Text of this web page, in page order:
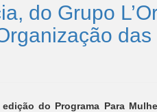
do Grupo
das
edição do Programa Para